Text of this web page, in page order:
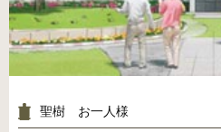
聖樹 お一人様